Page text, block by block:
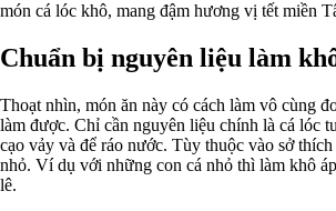
món cá lóc khô, mang đậm hương vị tết miền
Chuẩn bị nguyên liệu làm
Thoạt nhìn, món ăn này có cách làm vô cùng
làm được. Chỉ cần nguyên liệu chính là cá lóc
cạo vảy và để ráo nước. Tùy thuộc vào sở
nhỏ. Ví dụ với những con cá nhỏ thì làm khô
lê.